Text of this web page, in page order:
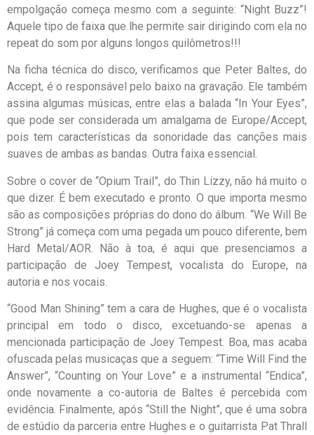
empolgação começa mesmo com a seguinte: “Night Buzz”!
Aquele tipo de faixa que lhe permite sair dirigindo com ela no
repeat do som por alguns longos quilômetros!!!
Na ficha técnica do disco, verificamos que Peter Baltes, do
Accept, é o responsável pelo baixo na gravação. Ele também
assina algumas músicas, entre elas a balada “In Your Eyes”,
que pode ser considerada um amalgama de Europe/Accept,
pois tem características da sonoridade das canções mais
suaves de ambas as bandas. Outra faixa essencial.
Sobre o cover de “Opium Trail”, do Thin Lizzy, não há muito o
que dizer. É bem executado e pronto. O que importa mesmo
são as composições próprias do dono do álbum. “We Will Be
Strong” já começa com uma pegada um pouco diferente, bem
Hard Metal/AOR. Não à toa, é aqui que presenciamos a
participação de Joey Tempest, vocalista do Europe, na
autoria e nos vocais.
“Good Man Shining” tem a cara de Hughes, que é o vocalista
principal em todo o disco, excetuando-se apenas a
mencionada participação de Joey Tempest. Boa, mas acaba
ofuscada pelas musicaças que a seguem: “Time Will Find the
Answer”, “Counting on Your Love” e a instrumental “Endica”,
onde novamente a co-autoria de Baltes é percebida com
evidência. Finalmente, após “Still the Night”, que é uma sobra
de estúdio da parceria entre Hughes e o guitarrista Pat Thrall